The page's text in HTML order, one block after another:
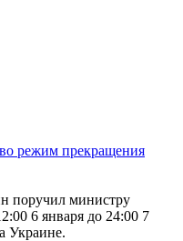
режим прекращения
поручил министру
6 января до 24:00 7
Украине.